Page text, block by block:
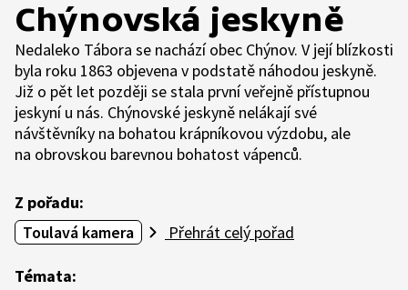
Chýnovská jeskyně
Nedaleko Tábora se nachází obec Chýnov. V její blízkosti
byla roku 1863 objevena v podstatě náhodou jeskyně.
Již o pět let později se stala první veřejně přístupnou
jeskyní u nás. Chýnovské jeskyně nelákají své
návštěvníky na bohatou krápníkovou výzdobu, ale
na obrovskou barevnou bohatost vápenců.
Z pořadu:
Toulavá kamera
Přehrát celý pořad
Témata: